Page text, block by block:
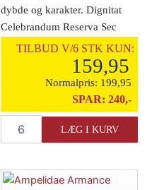
dybde og karakter. Dignitat
Celebrandum Reserva Sec
løfter [...]
TILBUD V/6 STK KUN:
159,95
Normalpris: 199,95
SPAR: 240,-
Cava
Sec
LÆG I KURV